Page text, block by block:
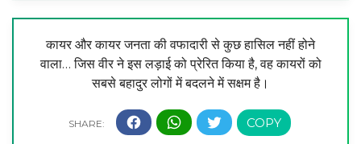
कायर और कायर जनता की वफादारी से कुछ हासिल नहीं होने
वाला… जिस वीर ने इस लड़ाई को प्रेरित किया है, वह कायरों को
सबसे बहादुर लोगों में बदलने में सक्षम है।